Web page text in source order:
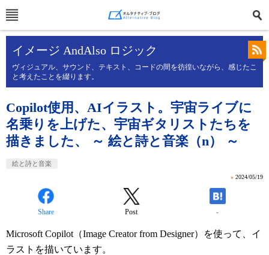
イメージ AndAlso ロジック
ヴィジュアル、サウンド、テキスト、コードの間を彷徨いながら、感じたこ
と考えたことを綴ります。
Copilot使用、AIイラスト。宇宙ライブに
名乗りを上げた、宇宙ギタリストたちを
描きました、 ～ 絵と詩と音楽（n） ～
絵と詩と音楽
» 2024/05/19
Share Post -
Microsoft Copilot（Image Creator from Designer）を使って、イ
ラストを描いています。